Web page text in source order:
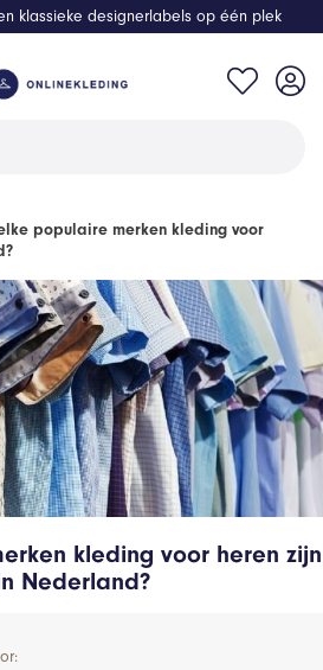
klassieke designerlabels op één plek
populaire merken kleding voor
kleding voor heren zijn
Nederland?